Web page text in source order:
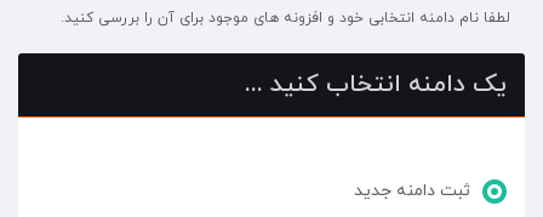
لطفا نام دامنه انتخابی خود و افزونه های موجود برای آن را بررسی کنید.
یک دامنه انتخاب کنید ...
ثبت دامنه جدید